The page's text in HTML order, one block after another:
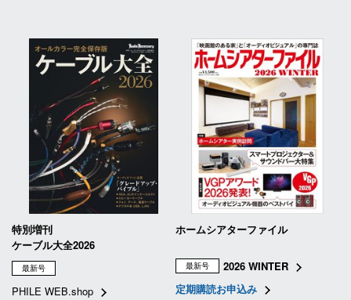
特別増刊
ケーブル大全2026
最新号
PHILE WEB.shop
ホームシアターファイル
最新号
2026 WINTER
定期購読お申込み